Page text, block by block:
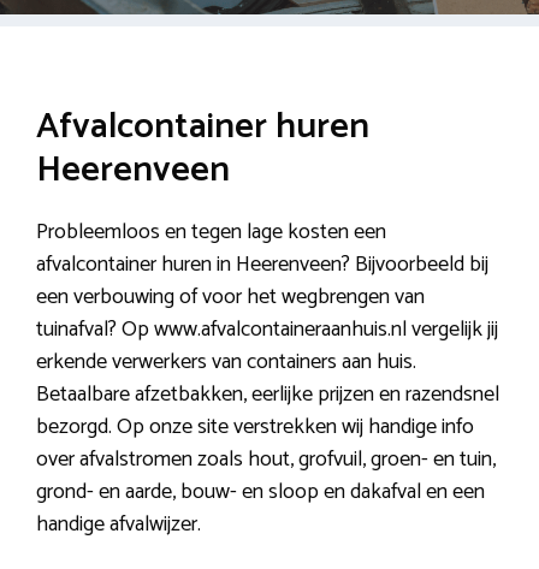
Afvalcontainer huren
Heerenveen
Probleemloos en tegen lage kosten een
afvalcontainer huren in Heerenveen? Bijvoorbeeld bij
een verbouwing of voor het wegbrengen van
tuinafval? Op www.afvalcontaineraanhuis.nl vergelijk jij
erkende verwerkers van containers aan huis.
Betaalbare afzetbakken, eerlijke prijzen en razendsnel
bezorgd. Op onze site verstrekken wij handige info
over afvalstromen zoals hout, grofvuil, groen- en tuin,
grond- en aarde, bouw- en sloop en dakafval en een
handige afvalwijzer.